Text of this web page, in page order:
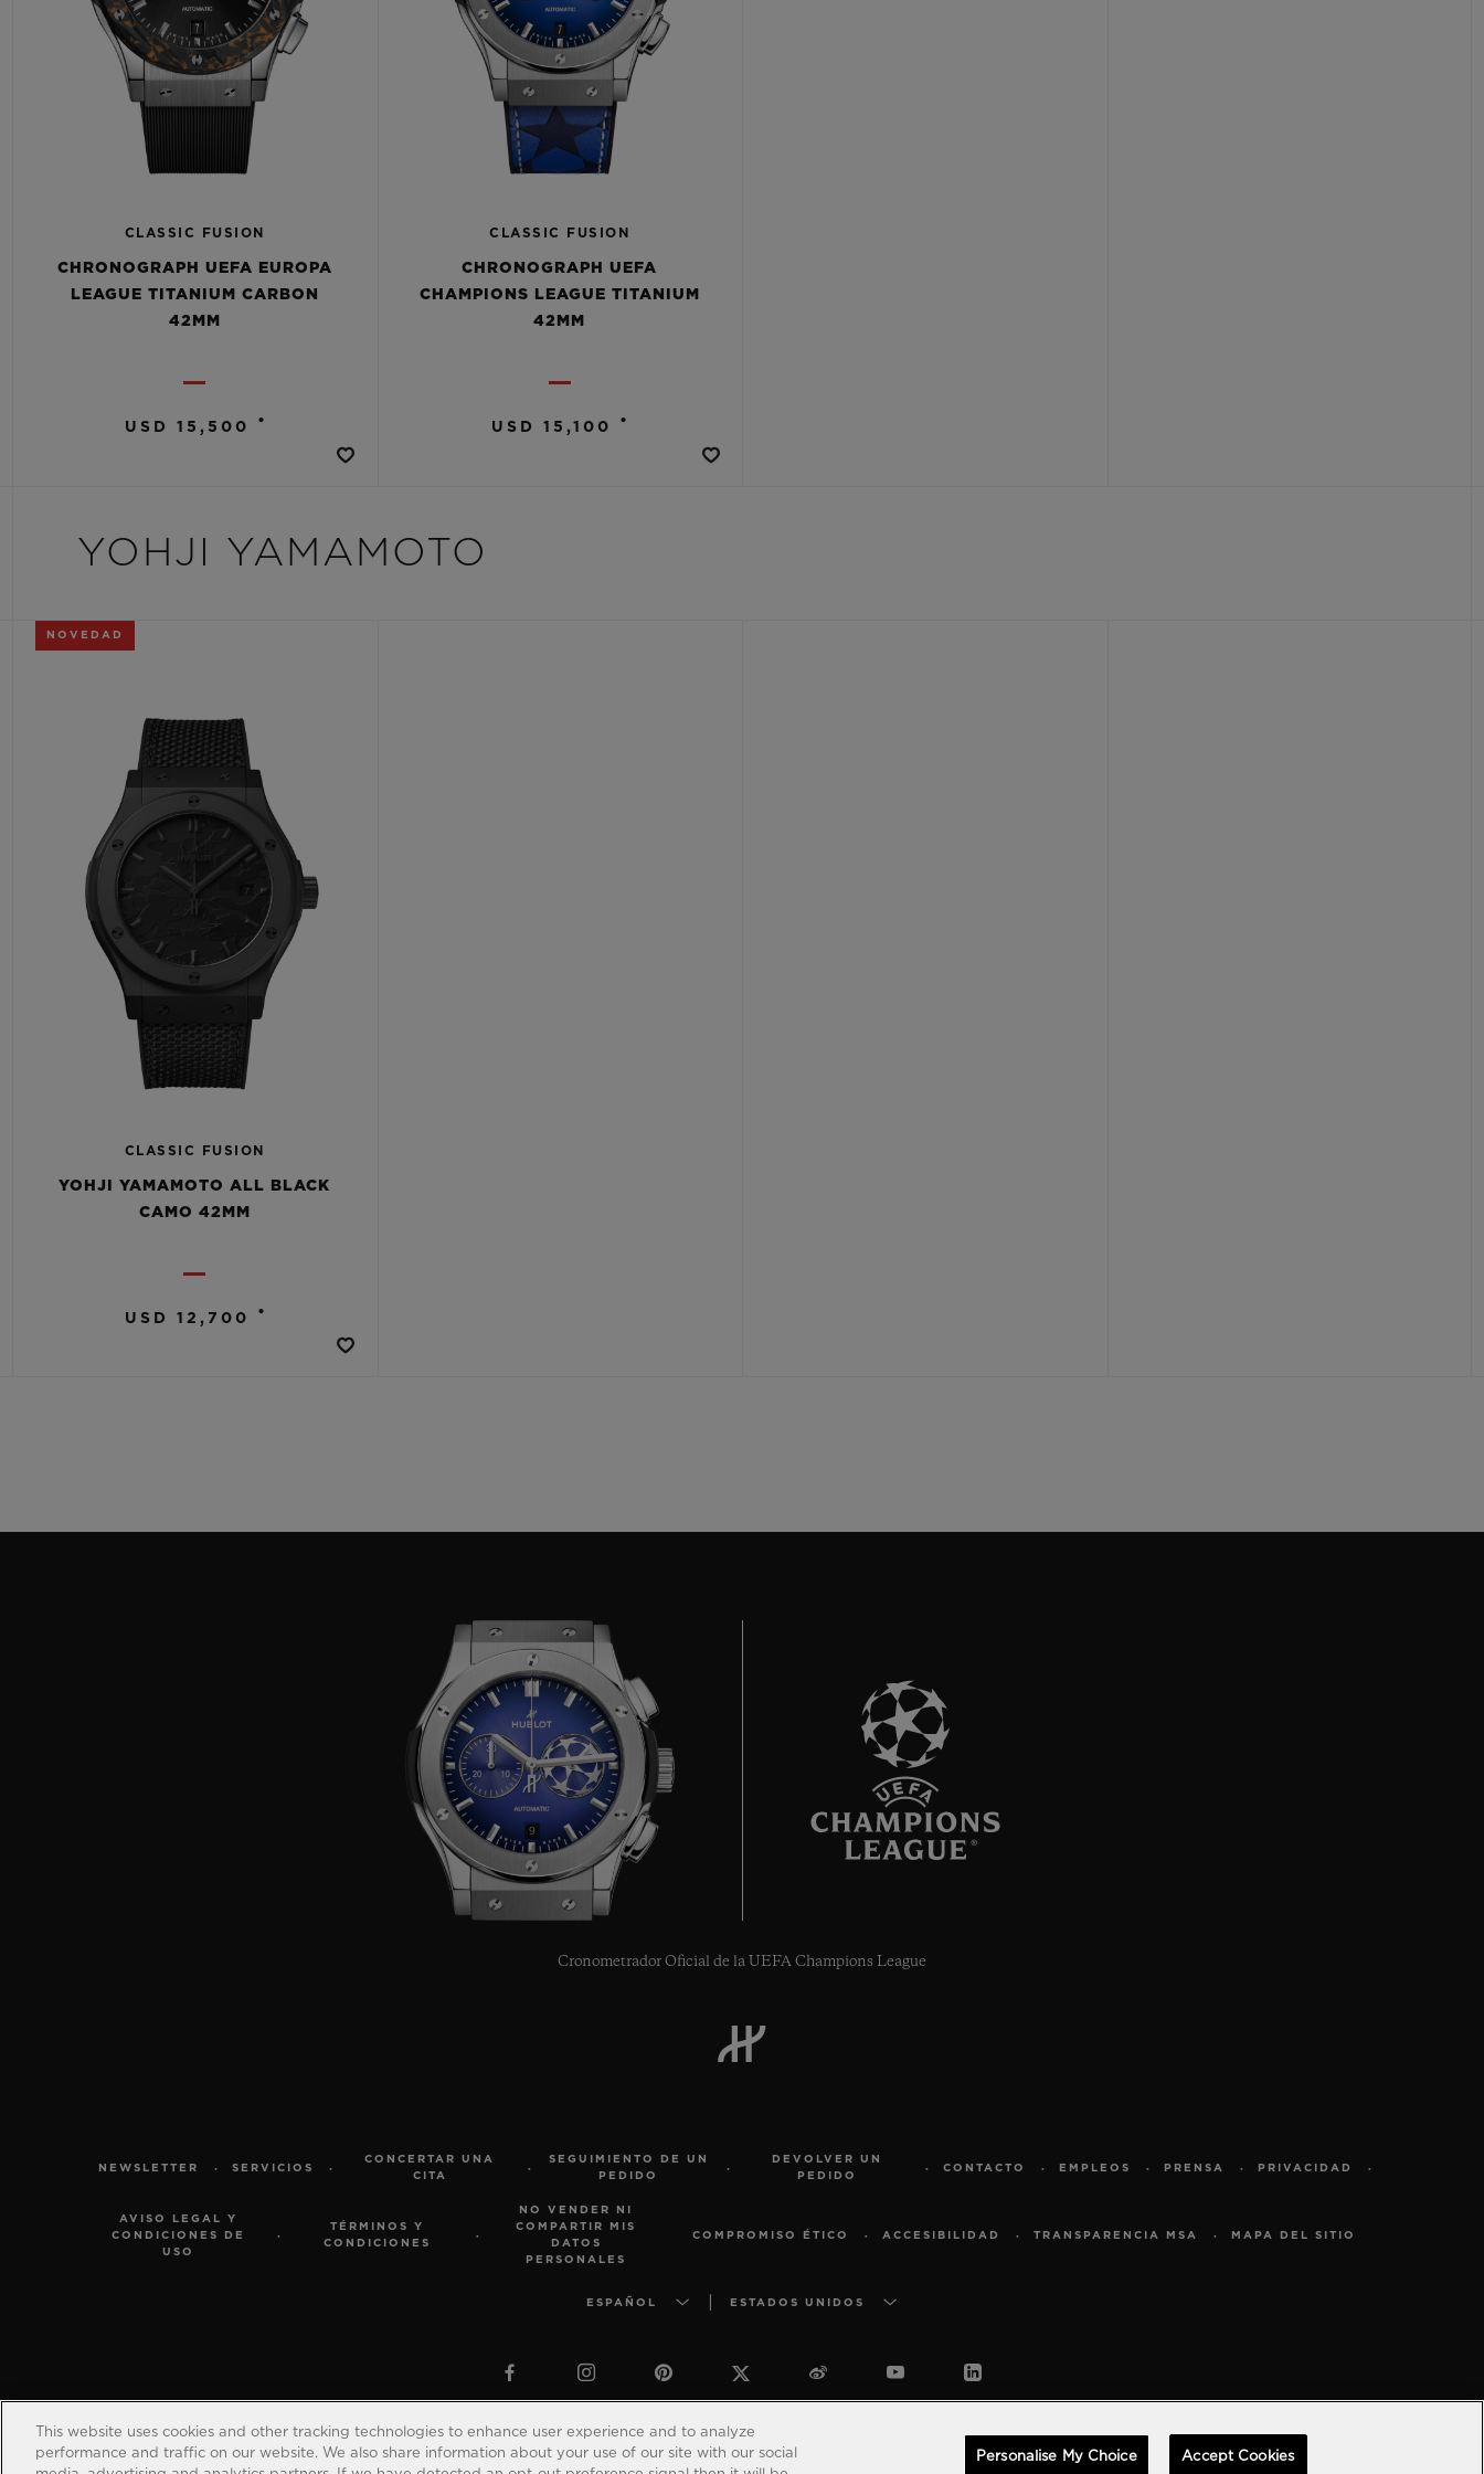
CLASSIC FUSION
CHRONOGRAPH UEFA EUROPA
LEAGUE TITANIUM CARBON
42MM
USD 15,500 •
CLASSIC FUSION
CHRONOGRAPH UEFA
CHAMPIONS LEAGUE TITANIUM
42MM
USD 15,100 •
YOHJI YAMAMOTO
NOVEDAD
CLASSIC FUSION
YOHJI YAMAMOTO ALL BLACK
CAMO 42MM
USD 12,700 •
9
Cronometrador Oficial de la UEFA Champions League
NEWSLETTER SERVICIOS
CONCERTAR UNA
CITA
SEGUIMIENTO DE UN
PEDIDO
DEVOLVER UN
PEDIDO
CONTACTO EMPLEOS PRENSA PRIVACIDAD
AVISO LEGAL Y
CONDICIONES DE
USO
TÉRMINOS Y
CONDICIONES
NO VENDER NI
COMPARTIR MIS
DATOS
PERSONALES
COMPROMISO ÉTICO ACCESIBILIDAD TRANSPARENCIA MSA MAPA DEL SITIO
ESPAÑOL ESTADOS UNIDOS
© 2026 Hublot - Reservados todos los derechos de propiedad intelectual
This website uses cookies and other tracking technologies to enhance user experience and to analyze
performance and traffic on our website. We also share information about your use of our site with our social
Personalise My Choice Accept Cookies